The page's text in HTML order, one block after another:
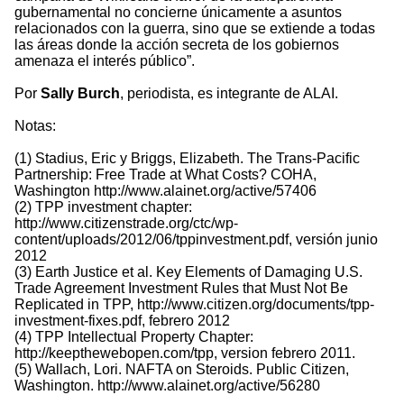
gubernamental no concierne únicamente a asuntos
relacionados con la guerra, sino que se extiende a todas
las áreas donde la acción secreta de los gobiernos
amenaza el interés público”.
Por Sally Burch, periodista, es integrante de ALAI.
Notas:
(1) Stadius, Eric y Briggs, Elizabeth. The Trans-Pacific
Partnership: Free Trade at What Costs? COHA,
Washington http://www.alainet.org/active/57406
(2) TPP investment chapter:
http://www.citizenstrade.org/ctc/wp-
content/uploads/2012/06/tppinvestment.pdf, versión junio
2012
(3) Earth Justice et al. Key Elements of Damaging U.S.
Trade Agreement Investment Rules that Must Not Be
Replicated in TPP, http://www.citizen.org/documents/tpp-
investment-fixes.pdf, febrero 2012
(4) TPP Intellectual Property Chapter:
http://keepthewebopen.com/tpp, version febrero 2011.
(5) Wallach, Lori. NAFTA on Steroids. Public Citizen,
Washington. http://www.alainet.org/active/56280